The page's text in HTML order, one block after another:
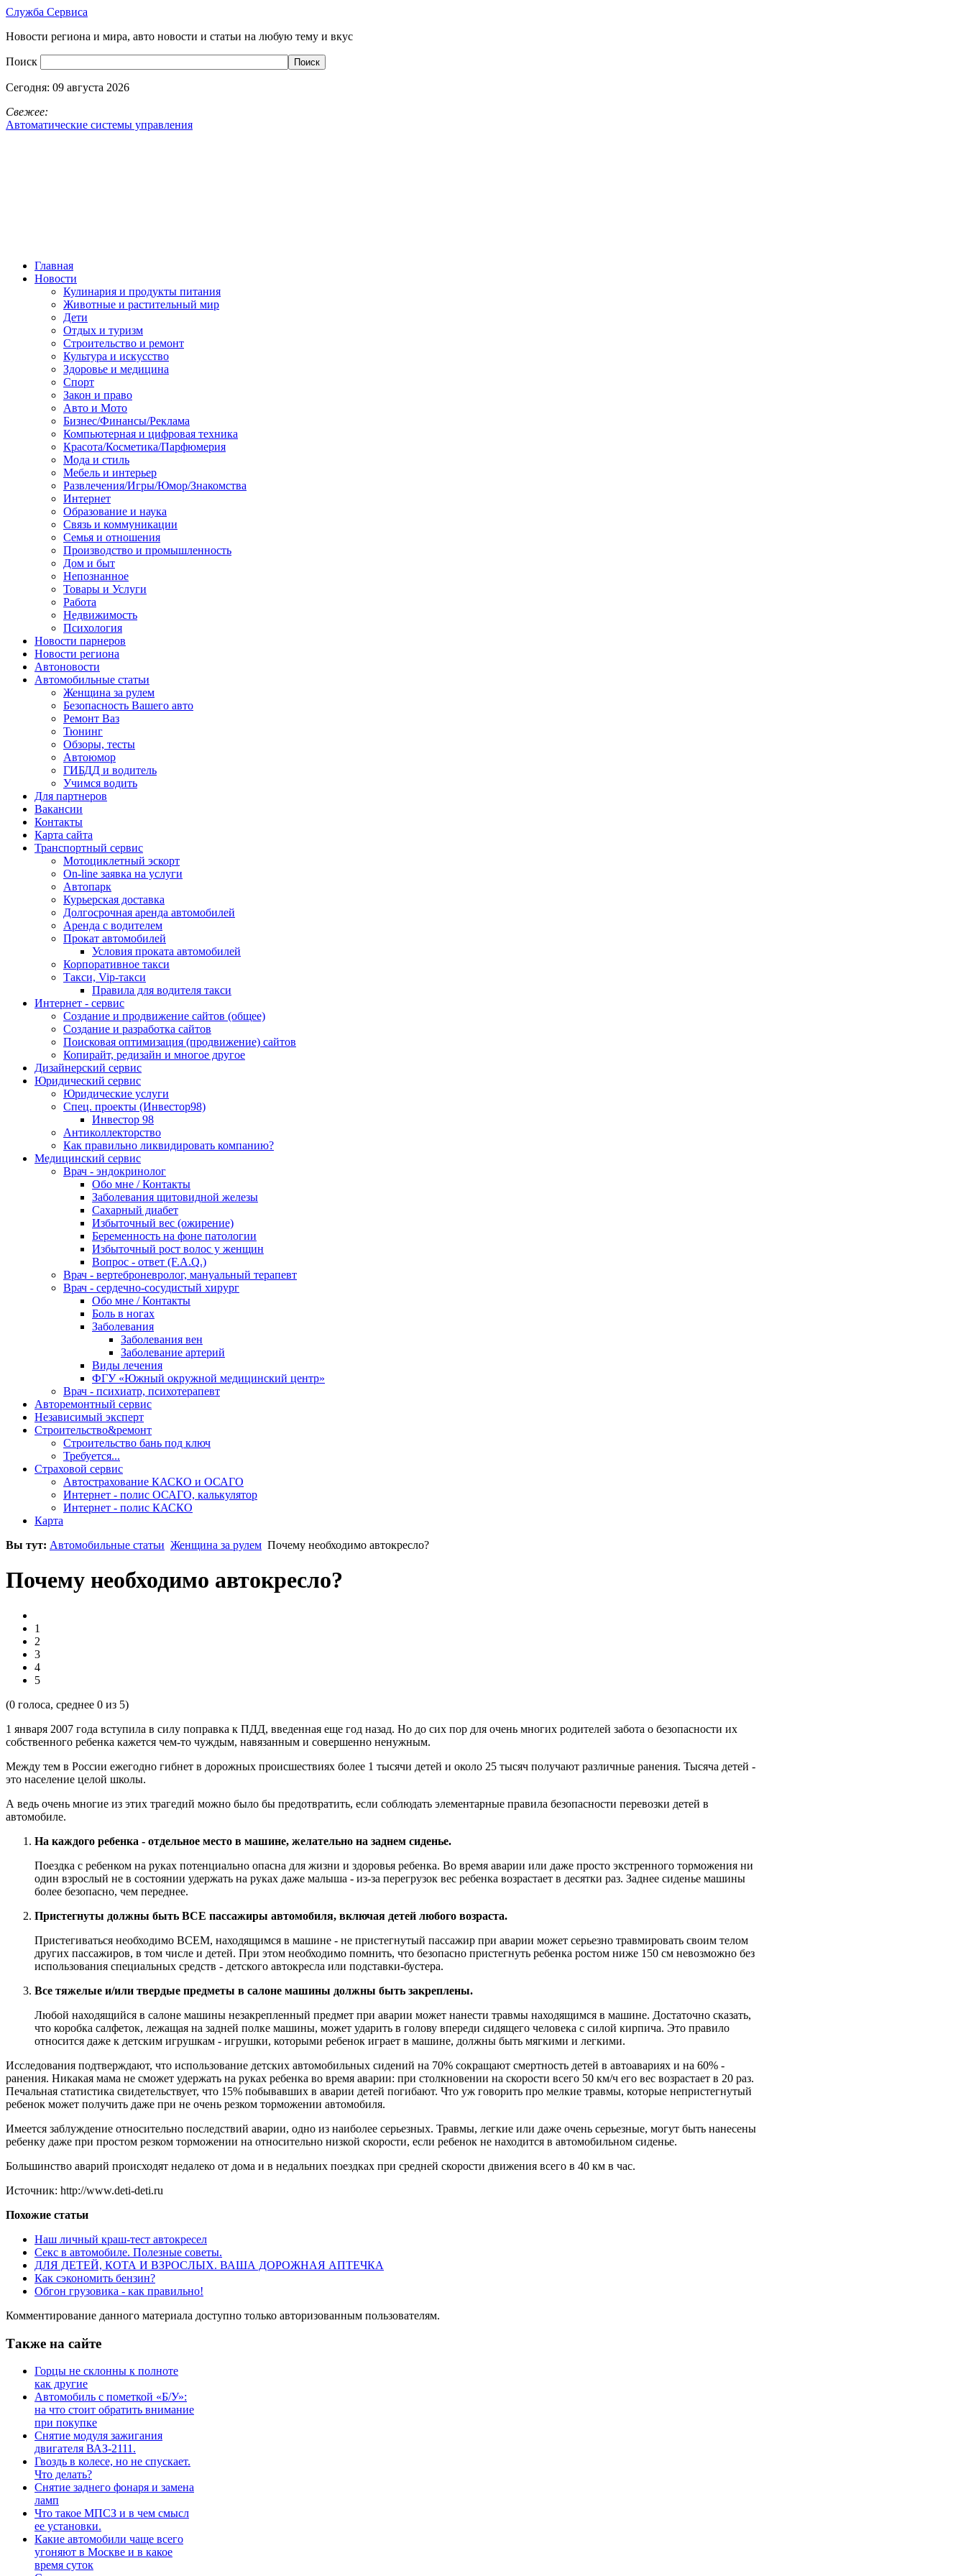
Служба Сервиса
Новости региона и мира, авто новости и статьи на любую тему и вкус
Поиск
Сегодня: 09 августа 2026
Свежее:
Автоматические системы управления
Главная
Новости
Кулинария и продукты питания
Животные и растительный мир
Дети
Отдых и туризм
Строительство и ремонт
Культура и искусство
Здоровье и медицина
Спорт
Закон и право
Авто и Мото
Бизнес/Финансы/Реклама
Компьютерная и цифровая техника
Красота/Косметика/Парфюмерия
Мода и стиль
Мебель и интерьер
Развлечения/Игры/Юмор/Знакомства
Интернет
Образование и наука
Связь и коммуникации
Семья и отношения
Производство и промышленность
Дом и быт
Непознанное
Товары и Услуги
Работа
Недвижимость
Психология
Новости парнеров
Новости региона
Автоновости
Автомобильные статьи
Женщина за рулем
Безопасность Вашего авто
Ремонт Ваз
Тюнинг
Обзоры, тесты
Автоюмор
ГИБДД и водитель
Учимся водить
Для партнеров
Вакансии
Контакты
Карта сайта
Транспортный сервис
Мотоциклетный эскорт
On-line заявка на услуги
Автопарк
Курьерская доставка
Долгосрочная аренда автомобилей
Аренда с водителем
Прокат автомобилей
Условия проката автомобилей
Корпоративное такси
Такси, Vip-такси
Правила для водителя такси
Интернет - сервис
Создание и продвижение сайтов (общее)
Создание и разработка сайтов
Поисковая оптимизация (продвижение) сайтов
Копирайт, редизайн и многое другое
Дизайнерский сервис
Юридический сервис
Юридические услуги
Спец. проекты (Инвестор98)
Инвестор 98
Антиколлекторство
Как правильно ликвидировать компанию?
Медицинский сервис
Врач - эндокринолог
Обо мне / Контакты
Заболевания щитовидной железы
Сахарный диабет
Избыточный вес (ожирение)
Беременность на фоне патологии
Избыточный рост волос у женщин
Вопрос - ответ (F.A.Q.)
Врач - вертеброневролог, мануальный терапевт
Врач - сердечно-сосудистый хирург
Обо мне / Контакты
Боль в ногах
Заболевания
Заболевания вен
Заболевание артерий
Виды лечения
ФГУ «Южный окружной медицинский центр»
Врач - психиатр, психотерапевт
Авторемонтный сервис
Независимый эксперт
Строительство&ремонт
Строительство бань под ключ
Требуется...
Страховой сервис
Автострахование КАСКО и ОСАГО
Интернет - полис ОСАГО, калькулятор
Интернет - полис КАСКО
Карта
Вы тут: Автомобильные статьи Женщина за рулем Почему необходимо автокресло?
Почему необходимо автокресло?
1
2
3
4
5
(0 голоса, среднее 0 из 5)
1 января 2007 года вступила в силу поправка к ПДД, введенная еще год назад. Но до сих пор для очень многих родителей забота о безопасности их
собственного ребенка кажется чем-то чуждым, навязанным и совершенно ненужным.
Между тем в России ежегодно гибнет в дорожных происшествиях более 1 тысячи детей и около 25 тысяч получают различные ранения. Тысяча детей -
это население целой школы.
А ведь очень многие из этих трагедий можно было бы предотвратить, если соблюдать элементарные правила безопасности перевозки детей в
автомобиле.
На каждого ребенка - отдельное место в машине, желательно на заднем сиденье.
Поездка с ребенком на руках потенциально опасна для жизни и здоровья ребенка. Во время аварии или даже просто экстренного торможения ни
один взрослый не в состоянии удержать на руках даже малыша - из-за перегрузок вес ребенка возрастает в десятки раз. Заднее сиденье машины
более безопасно, чем переднее.
Пристегнуты должны быть ВСЕ пассажиры автомобиля, включая детей любого возраста.
Пристегиваться необходимо ВСЕМ, находящимся в машине - не пристегнутый пассажир при аварии может серьезно травмировать своим телом
других пассажиров, в том числе и детей. При этом необходимо помнить, что безопасно пристегнуть ребенка ростом ниже 150 см невозможно без
использования специальных средств - детского автокресла или подставки-бустера.
Все тяжелые и/или твердые предметы в салоне машины должны быть закреплены.
Любой находящийся в салоне машины незакрепленный предмет при аварии может нанести травмы находящимся в машине. Достаточно сказать,
что коробка салфеток, лежащая на задней полке машины, может ударить в голову впереди сидящего человека с силой кирпича. Это правило
относится даже к детским игрушкам - игрушки, которыми ребенок играет в машине, должны быть мягкими и легкими.
Исследования подтверждают, что использование детских автомобильных сидений на 70% сокращают смертность детей в автоавариях и на 60% -
ранения. Никакая мама не сможет удержать на руках ребенка во время аварии: при столкновении на скорости всего 50 км/ч его вес возрастает в 20 раз.
Печальная статистика свидетельствует, что 15% побывавших в аварии детей погибают. Что уж говорить про мелкие травмы, которые непристегнутый
ребенок может получить даже при не очень резком торможении автомобиля.
Имеется заблуждение относительно последствий аварии, одно из наиболее серьезных. Травмы, легкие или даже очень серьезные, могут быть нанесены
ребенку даже при простом резком торможении на относительно низкой скорости, если ребенок не находится в автомобильном сиденье.
Большинство аварий происходят недалеко от дома и в недальних поездках при средней скорости движения всего в 40 км в час.
Источник: http://www.deti-deti.ru
Похожие статьи
Наш личный краш-тест автокресел
Секс в автомобиле. Полезные советы.
ДЛЯ ДЕТЕЙ, КОТА И ВЗРОСЛЫХ. ВАША ДОРОЖНАЯ АПТЕЧКА
Как сэкономить бензин?
Обгон грузовика - как правильно!
Комментирование данного материала доступно только авторизованным пользователям.
Также на сайте
Горцы не склонны к полноте
как другие
Автомобиль с пометкой «Б/У»:
на что стоит обратить внимание
при покупке
Снятие модуля зажигания
двигателя ВАЗ-2111.
Гвоздь в колесе, но не спускает.
Что делать?
Снятие заднего фонаря и замена
ламп
Что такое МПСЗ и в чем смысл
ее установки.
Какие автомобили чаще всего
угоняют в Москве и в какое
время суток